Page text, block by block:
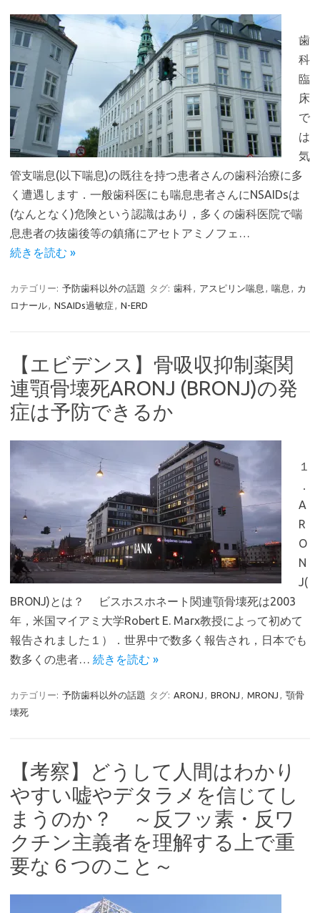
歯
科
臨
床
で
は
気
管支喘息(以下喘息)の既往を持つ患者さんの歯科治療に多
く遭遇します．一般歯科医にも喘息患者さんにNSAIDsは
(なんとなく)危険という認識はあり，多くの歯科医院で喘
息患者の抜歯後等の鎮痛にアセトアミノフェ…
続きを読む »
カテゴリー: 予防歯科以外の話題 タグ: 歯科, アスピリン喘息 , 喘息 , カ
ロナール, NSAIDs過敏症 , N-ERD
【エビデンス】骨吸収抑制薬関
連顎骨壊死ARONJ (BRONJ)の発
症は予防できるか
１
．
A
R
O
N
J(
BRONJ)とは？ ビスホスホネート関連顎骨壊死は2003
年，米国マイアミ大学Robert E. Marx教授によって初めて
報告されました１）．世界中で数多く報告され，日本でも
数多くの患者… 続きを読む »
カテゴリー: 予防歯科以外の話題 タグ: ARONJ , BRONJ , MRONJ , 顎骨
壊死
【考察】どうして人間はわかり
やすい嘘やデタラメを信じてし
まうのか？ ～反フッ素・反ワ
クチン主義者を理解する上で重
要な６つのこと～